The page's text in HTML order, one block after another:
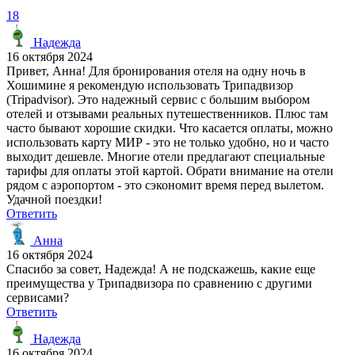
18
Надежда
16 октября 2024
Привет, Анна! Для бронирования отеля на одну ночь в
Хошимине я рекомендую использовать Трипадвизор
(Tripadvisor). Это надежный сервис с большим выбором
отелей и отзывами реальных путешественников. Плюс там
часто бывают хорошие скидки. Что касается оплаты, можно
использовать карту МИР - это не только удобно, но и часто
выходит дешевле. Многие отели предлагают специальные
тарифы для оплаты этой картой. Обрати внимание на отели
рядом с аэропортом - это сэкономит время перед вылетом.
Удачной поездки!
Ответить
Анна
16 октября 2024
Спасибо за совет, Надежда! А не подскажешь, какие еще
преимущества у Трипадвизора по сравнению с другими
сервисами?
Ответить
Надежда